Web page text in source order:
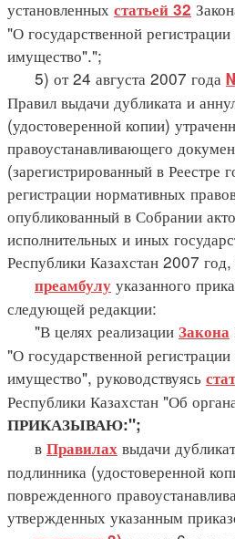
установленных статьей 32
"О государственной
имущество".";
5) от 24 августа 2007 года
Правил выдачи дубликата и
(удостоверенной копии)
правоустанавливающего
(зарегистрированный в Реестре
регистрации нормативных
опубликованный в Собрании
исполнительных и иных
Республики Казахстан 2007 год,
преамбулу указанного
следующей редакции:
"В целях реализации Закона
"О государственной
имущество", руководствуясь
Республики Казахстан "Об
ПРИКАЗЫВАЮ:";
в Правилах выдачи
подлинника (удостоверенной
поврежденного
утвержденных указанным